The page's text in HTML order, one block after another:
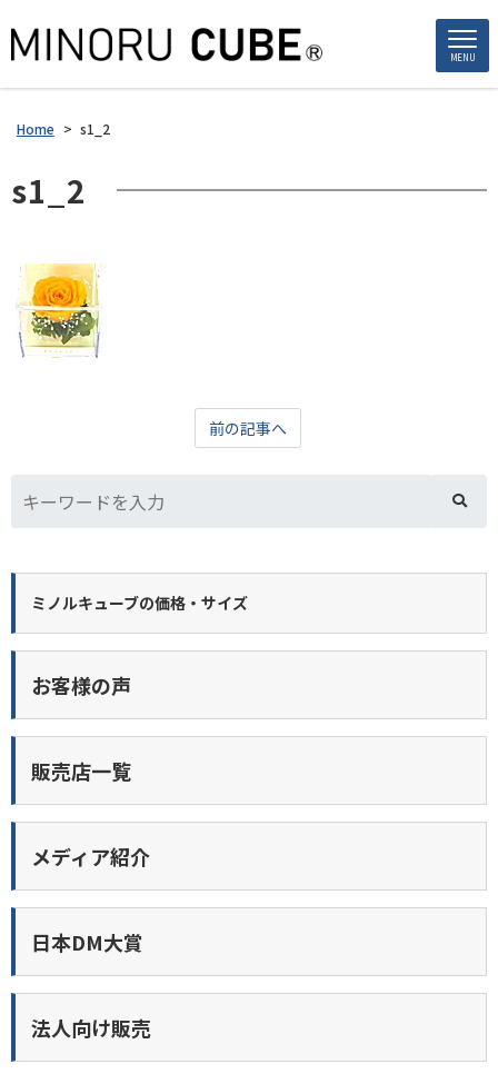
MENU
Home > s1_2
s1_2
前の記事へ
ミノルキューブの価格・サイズ
お客様の声
販売店一覧
メディア紹介
日本DM大賞
法人向け販売